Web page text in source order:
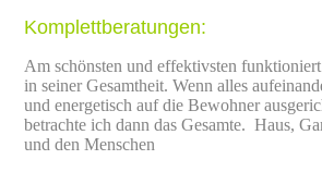
Komplettberatungen:
Am schönsten und effektivsten
in seiner Gesamtheit. Wenn alles
und energetisch auf die Bewohner
betrachte ich dann das Gesamte. Haus,
und den Menschen